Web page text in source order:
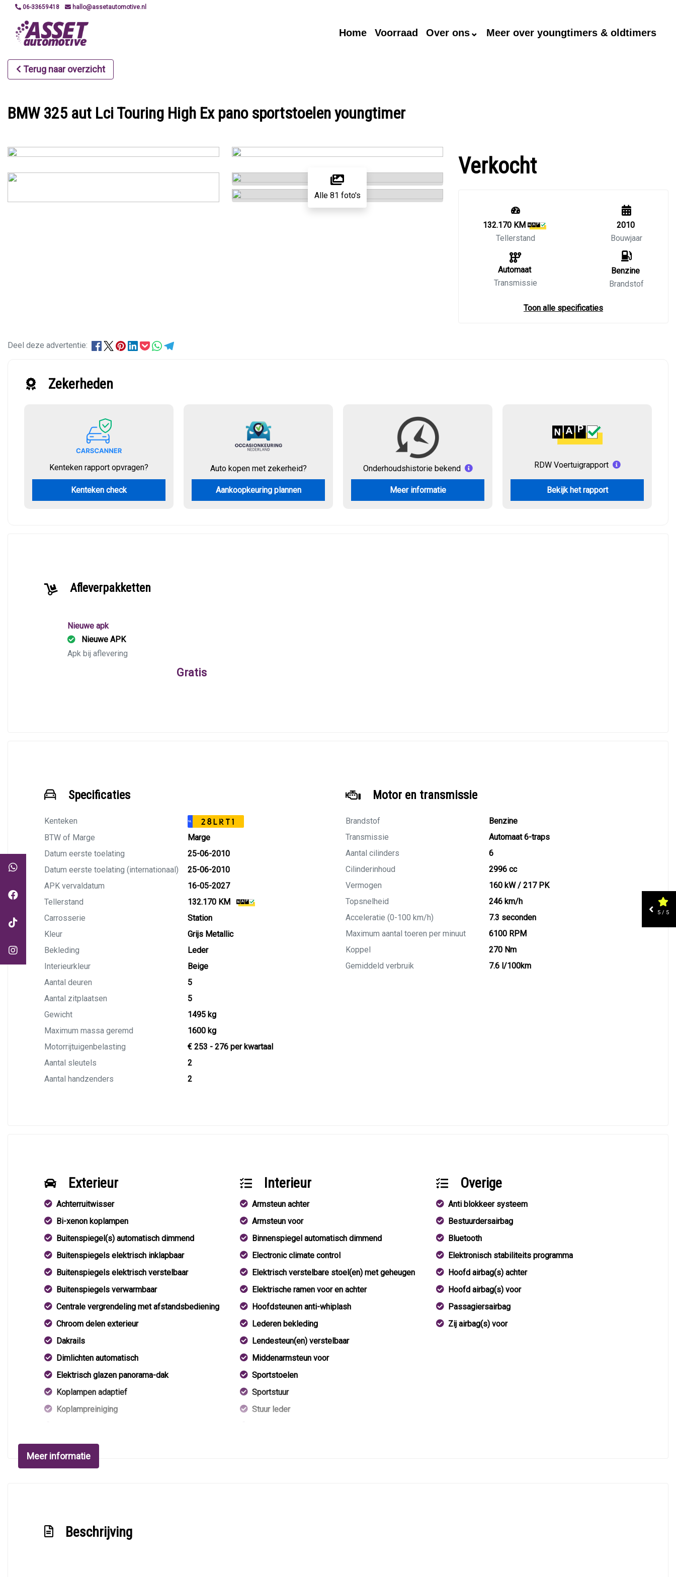
06-33659418 hallo@assetautomotive.nl
Home Voorraad Over ons⌄ Meer over youngtimers & oldtimers
Terug naar overzicht
BMW 325 aut Lci Touring High Ex pano sportstoelen youngtimer
Alle 81 foto's
Verkocht
132.170 KM
Tellerstand
Automaat
Transmissie
2010
Bouwjaar
Benzine
Brandstof
Toon alle specificaties
Deel deze advertentie:
Zekerheden
Kenteken rapport opvragen?
Kenteken check
Auto kopen met zekerheid?
Aankoopkeuring plannen
Onderhoudshistorie bekend
Meer informatie
RDW Voertuigrapport
Bekijk het rapport
Afleverpakketten
Nieuwe apk
Nieuwe APK
Apk bij aflevering
Gratis
Specificaties
Kenteken NL 28LRT1
BTW of Marge
Marge
Datum eerste toelating
25-06-2010
Datum eerste toelating (internationaal)
25-06-2010
APK vervaldatum
16-05-2027
Tellerstand
132.170 KM
Carrosserie
Station
Kleur
Grijs Metallic
Bekleding
Leder
Interieurkleur
Beige
Aantal deuren
5
Aantal zitplaatsen
5
Gewicht
1495 kg
Maximum massa geremd
1600 kg
Motorrijtuigenbelasting
€ 253 - 276 per kwartaal
Aantal sleutels
2
Aantal handzenders
2
Motor en transmissie
Brandstof
Benzine
Transmissie
Automaat 6-traps
Aantal cilinders
6
Cilinderinhoud
2996 cc
Vermogen
160 kW / 217 PK
Topsnelheid
246 km/h
Acceleratie (0-100 km/h)
7.3 seconden
Maximum aantal toeren per minuut
6100 RPM
Koppel
270 Nm
Gemiddeld verbruik
7.6 l/100km
Exterieur
Achterruitwisser
Bi-xenon koplampen
Buitenspiegel(s) automatisch dimmend
Buitenspiegels elektrisch inklapbaar
Buitenspiegels elektrisch verstelbaar
Buitenspiegels verwarmbaar
Centrale vergrendeling met afstandsbediening
Chroom delen exterieur
Dakrails
Dimlichten automatisch
Elektrisch glazen panorama-dak
Koplampen adaptief
Koplampreiniging
Metaalkleur
Mistlampen voor
Ruitensproeiers/wisserbladen verwarmbaar
Interieur
Armsteun achter
Armsteun voor
Binnenspiegel automatisch dimmend
Electronic climate control
Elektrisch verstelbare stoel(en) met geheugen
Elektrische ramen voor en achter
Hoofdsteunen anti-whiplash
Lederen bekleding
Lendesteun(en) verstelbaar
Middenarmsteun voor
Sportstoelen
Sportstuur
Stuur leder
Overige
Anti blokkeer systeem
Bestuurdersairbag
Bluetooth
Elektronisch stabiliteits programma
Hoofd airbag(s) achter
Hoofd airbag(s) voor
Passagiersairbag
Zij airbag(s) voor
Meer informatie
Beschrijving
5 / 5